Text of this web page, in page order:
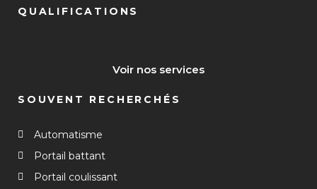
QUALIFICATIONS
Voir nos services
SOUVENT RECHERCHÉS
Automatisme
Portail battant
Portail coulissant